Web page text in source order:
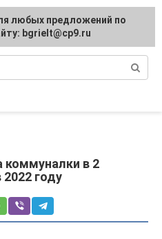
РФ
коммуналки в 2
году
любых предложений по
bgrielt@cp9.ru